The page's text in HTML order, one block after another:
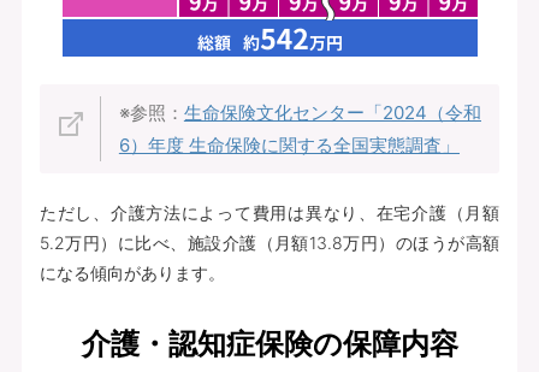
※参照： 生命保険文化センター「2024（令和
6）年度 生命保険に関する全国実態調査」
ただし、介護方法によって費用は異なり、在宅介護（月額
5.2万円）に比べ、施設介護（月額13.8万円）のほうが高額
になる傾向があります。
介護・認知症保険の保障内容